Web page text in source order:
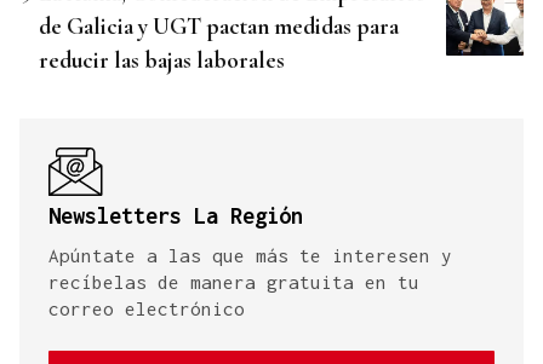
de Galicia y UGT pactan medidas para
reducir las bajas laborales
Newsletters La Región
Apúntate a las que más te interesen y
recíbelas de manera gratuita en tu
correo electrónico